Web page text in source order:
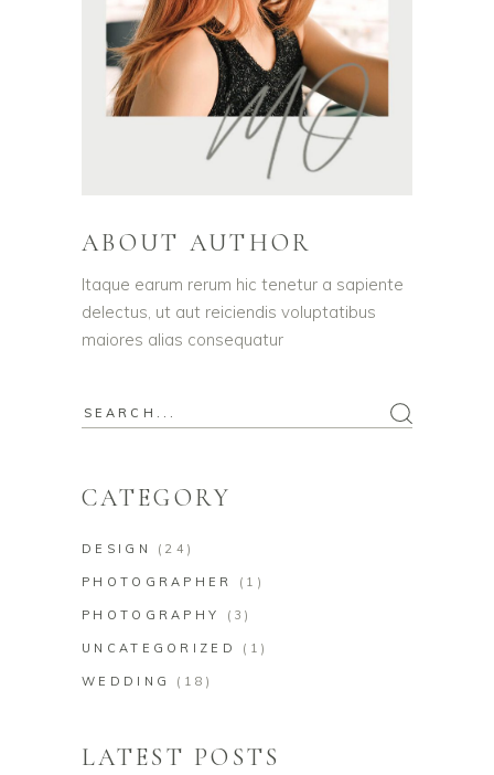
ABOUT AUTHOR
Itaque earum rerum hic tenetur a sapiente
delectus, ut aut reiciendis voluptatibus
maiores alias consequatur
CATEGORY
DESIGN (24)
PHOTOGRAPHER (1)
PHOTOGRAPHY (3)
UNCATEGORIZED (1)
WEDDING (18)
LATEST POSTS